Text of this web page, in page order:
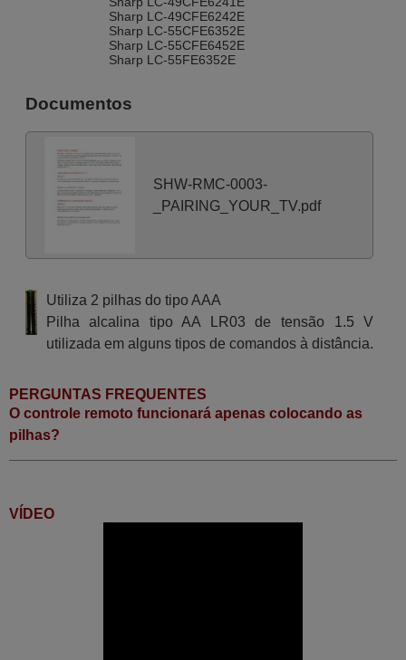
Sharp LC-49CFE6242E
Sharp LC-55CFE6352E
Sharp LC-55CFE6452E
Sharp LC-55FE6352E
Sharp LC32CFE6351K
Sharp LC55CFE6241E
Documentos
SHW-RMC-0003-
_PAIRING_YOUR_TV.pdf
Utiliza 2 pilhas do tipo AAA
Pilha alcalina tipo AA LR03 de tensão 1.5 V
utilizada em alguns tipos de comandos à distância.
PERGUNTAS FREQUENTES
O controle remoto funcionará apenas colocando as
pilhas?
VÍDEO